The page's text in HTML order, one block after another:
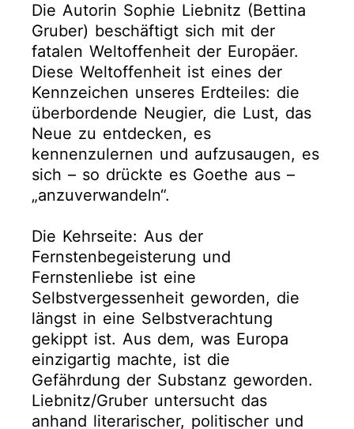
Die Autorin Sophie Liebnitz (Bettina
Gruber) beschäftigt sich mit der
fatalen Weltoffenheit der Europäer.
Diese Weltoffenheit ist eines der
Kennzeichen unseres Erdteiles: die
überbordende Neugier, die Lust, das
Neue zu entdecken, es
kennenzulernen und aufzusaugen, es
sich – so drückte es Goethe aus –
„anzuverwandeln“.
Die Kehrseite: Aus der
Fernstenbegeisterung und
Fernstenliebe ist eine
Selbstvergessenheit geworden, die
längst in eine Selbstverachtung
gekippt ist. Aus dem, was Europa
einzigartig machte, ist die
Gefährdung der Substanz geworden.
Liebnitz/Gruber untersucht das
anhand literarischer, politischer und